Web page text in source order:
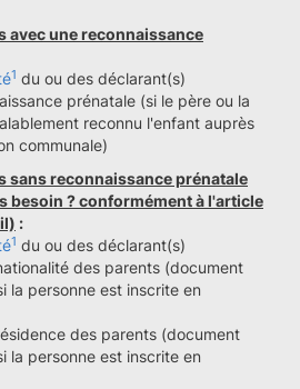
avec une reconnaissance
1 du ou des déclarant(s)
prénatale (si le père ou la
reconnu l'enfant auprès
communale)
sans reconnaissance prénatale
besoin ? conformément à l'article
:
1 du ou des déclarant(s)
des parents (document
la personne est inscrite en
des parents (document
la personne est inscrite en